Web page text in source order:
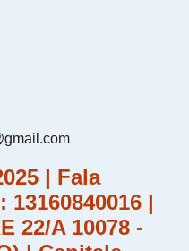
| Fala
|
22/A 10078 -